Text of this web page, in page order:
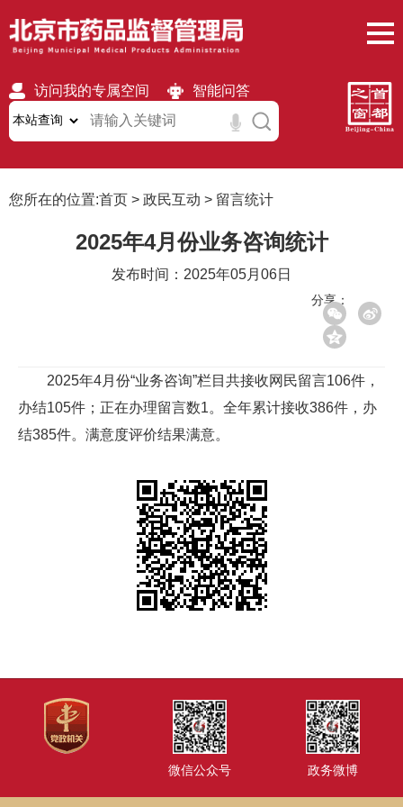
访问我的专属空间 智能问答
无障碍 繁體 移动版
您所在的位置:首页 > 政民互动 > 留言统计
2025年4月份业务咨询统计
发布时间：2025年05月06日
分享：
2025年4月份“业务咨询”栏目共接收网民留言106件，
办结105件；正在办理留言数1。全年累计接收386件，办
结385件。满意度评价结果满意。
微信公众号 政务微博